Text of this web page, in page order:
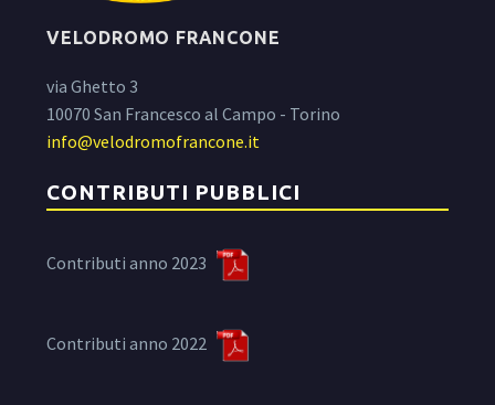
VELODROMO FRANCONE
via Ghetto 3
10070 San Francesco al Campo - Torino
info@velodromofrancone.it
CONTRIBUTI PUBBLICI
Contributi anno 2023
Contributi anno 2022